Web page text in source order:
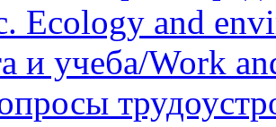
Ecology and
и учеба/Work